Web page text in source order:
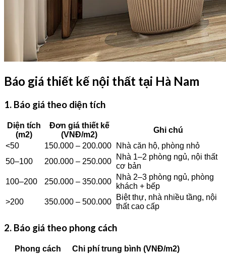
Báo giá thiết kế nội thất tại Hà Nam
1. Báo giá theo diện tích
Diện tích
(m2)
Đơn giá thiết kế
(VNĐ/m2)
Ghi chú
<50
150.000 – 200.000
Nhà căn hộ, phòng nhỏ
50–100
200.000 – 250.000
Nhà 1–2 phòng ngủ, nội thất
cơ bản
100–200
250.000 – 350.000
Nhà 2–3 phòng ngủ, phòng
khách + bếp
>200
350.000 – 500.000
Biệt thự, nhà nhiều tầng, nội
thất cao cấp
2. Báo giá theo phong cách
Phong cách
Chi phí trung bình (VNĐ/m2)